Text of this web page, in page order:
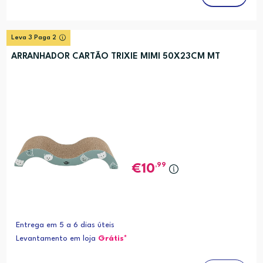
Leva 3 Paga 2
ARRANHADOR CARTÃO TRIXIE MIMI 50X23CM MT
10,99
Entrega em 5 a 6 dias úteis
Levantamento em loja Grátis*